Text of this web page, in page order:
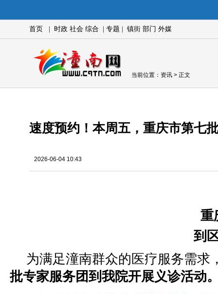
首页 时政 社会 综合 专题 镇街 部门 外媒
当前位置： 资讯 > 正文
速度预约！本周五，重庆市第七
2026-06-04 10:43
重
到
为满足潼南群众的医疗服务需求
批专家服务团到我院开展义诊活动